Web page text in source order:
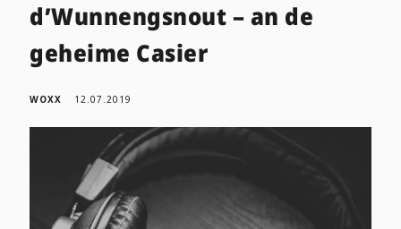
d’Wunnengsnout – an de
geheime Casier
WOXX 12.07.2019